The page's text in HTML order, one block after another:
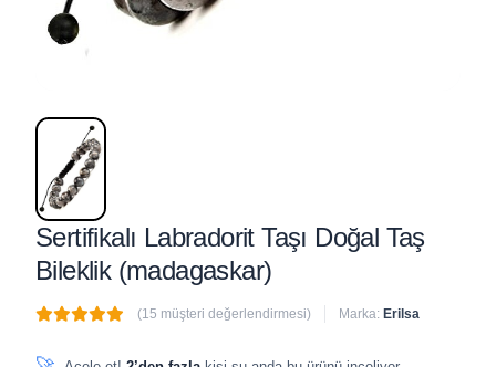
Sertifikalı Labradorit Taşı Doğal Taş
Bileklik (madagaskar)
(15 müşteri değerlendirmesi) Marka: Erilsa